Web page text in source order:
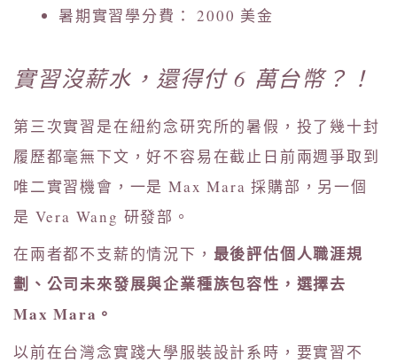
暑期實習學分費： 2000 美金
實習沒薪水，還得付 6 萬台幣？！
第三次實習是在紐約念研究所的暑假，投了幾十封
履歷都毫無下文，好不容易在截止日前兩週爭取到
唯二實習機會，一是 Max Mara 採購部，另一個
是 Vera Wang 研發部。
在兩者都不支薪的情況下， 最後評估個人職涯規
劃、公司未來發展與企業種族包容性，選擇去
Max Mara。
以前在台灣念實踐大學服裝設計系時，要實習不